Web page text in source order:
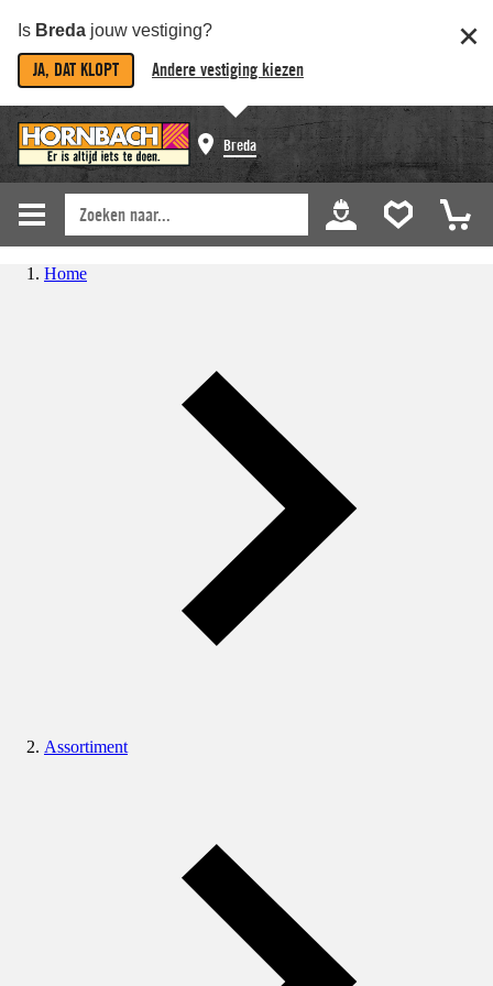
Is Breda jouw vestiging?
JA, DAT KLOPT Andere vestiging kiezen
Breda
Home
Assortiment